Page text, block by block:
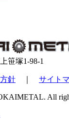
笹塚1-98-1
針 サイト
All